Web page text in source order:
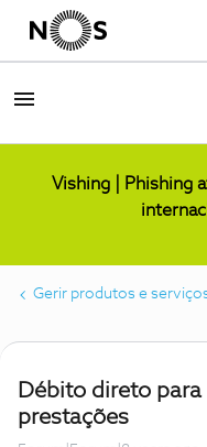
Vishing | Phishing
Gerir produtos e
Débito direto
prestações